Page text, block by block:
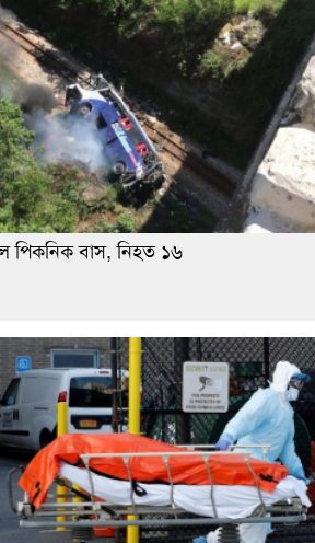
পিকনিক বাস, নিহত ১৬